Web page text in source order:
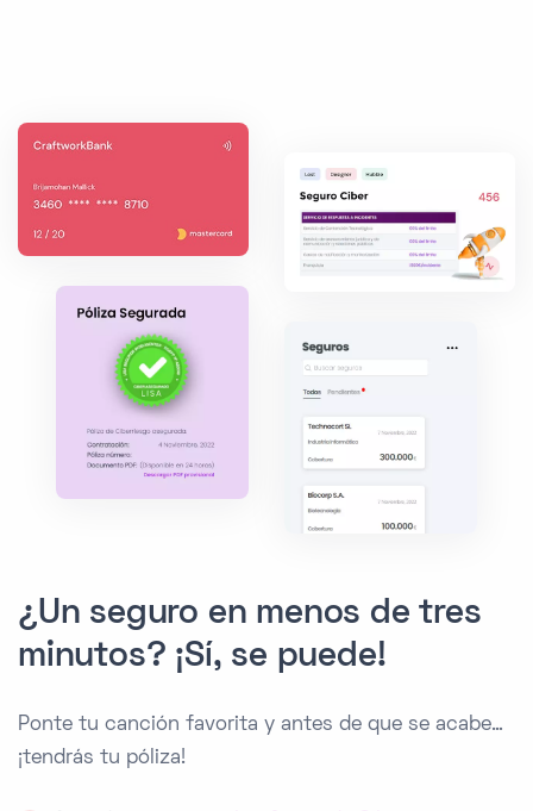
¿Un seguro en menos de tres
minutos? ¡Sí, se puede!
Ponte tu canción favorita y antes de que se acabe…
¡tendrás tu póliza!